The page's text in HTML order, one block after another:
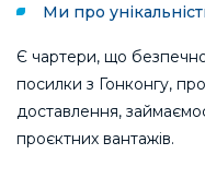
Ми про
Є чартери, що
посилки з Гонконгу,
доставлення,
проєктних вантажів.